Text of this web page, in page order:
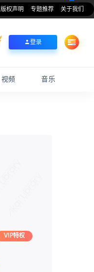
版权声明 专题推荐 关于我们
登录
视频 音乐
VIP特权